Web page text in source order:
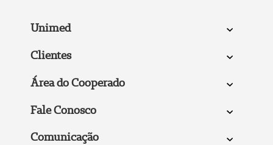
Unimed
Clientes
Área do Cooperado
Fale Conosco
Comunicação